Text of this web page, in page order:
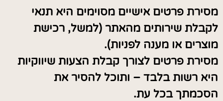
מסירת פרטים אישיים מסוימים היא תנאי
לקבלת שירותים מהאתר (למשל, רכישת
מוצרים או מענה לפניות).
מסירת פרטים לצורך קבלת הצעות שיווקיות
היא רשות בלבד – ותוכל להסיר את
הסכמתך בכל עת.